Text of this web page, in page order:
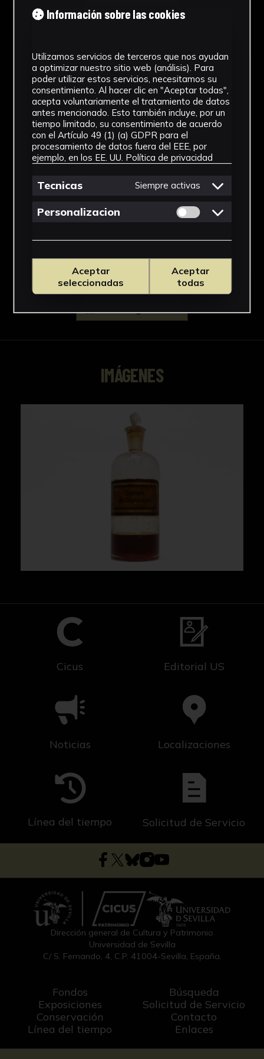
Tipología
Cronología
SF
Materiales
Vidrio
Ubicación
Facultad de Farmacia
Ver más
Descargar Ficha
IMÁGENES
Cicus Editorial US
Noticias Localizaciones
Línea del tiempo Solicitud de Servicio
Dirección general de Cultura y Patrimonio
Universidad de Sevilla
C/ S. Fernando, 4, C.P. 41004-Sevilla, España.
Fondos
Exposiciones
Conservación
Línea del tiempo
Búsqueda
Solicitud de Servicio
Contacto
Enlaces
Información sobre las cookies
Utilizamos servicios de terceros que nos ayudan
a optimizar nuestro sitio web (análisis). Para
poder utilizar estos servicios, necesitamos su
consentimiento. Al hacer clic en "Aceptar todas",
acepta voluntariamente el tratamiento de datos
antes mencionado. Esto también incluye, por un
tiempo limitado, su consentimiento de acuerdo
con el Artículo 49 (1) (a) GDPR para el
procesamiento de datos fuera del EEE, por
ejemplo, en los EE. UU. Política de privacidad
Tecnicas Siempre activas
Personalizacion Permitir cookies
Aceptar
seleccionadas
Aceptar
todas